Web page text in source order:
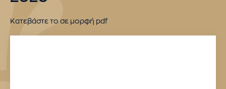
Κατεβάστε το σε μορφή pdf